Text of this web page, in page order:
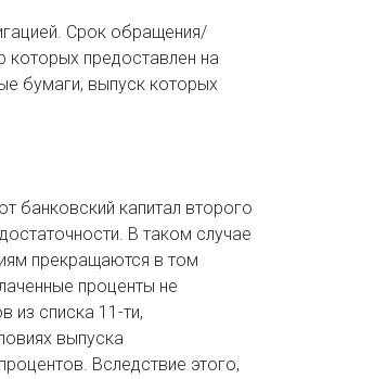
Срок обращения/
которых предоставлен на
бумаги, выпуск которых
банковский капитал второго
В таком случае
прекращаются в том
проценты не
из списка 11-ти,
выпуска
Вследствие этого,